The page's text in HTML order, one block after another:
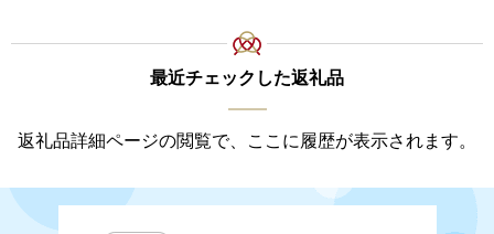
最近チェックした返礼品
返礼品詳細ページの閲覧で、ここに履歴が表示されます。